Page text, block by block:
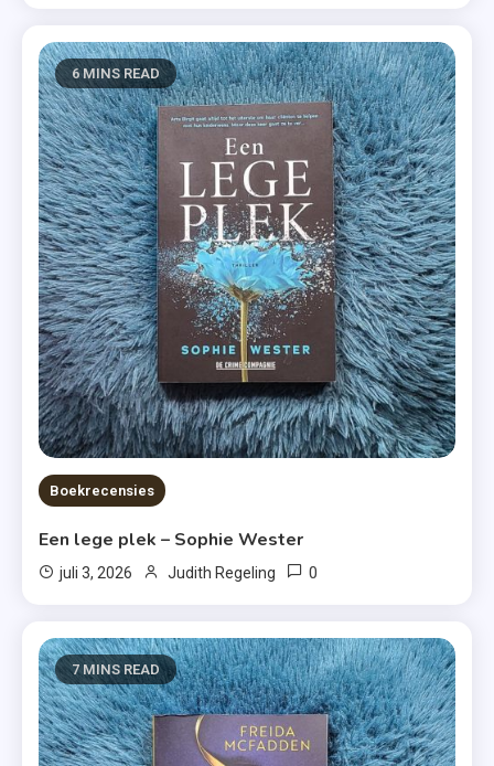
6 MINS READ
Boekrecensies
Een lege plek – Sophie Wester
juli 3, 2026 Judith Regeling 0
7 MINS READ